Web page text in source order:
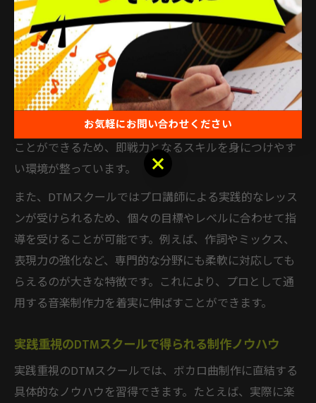
DTMスクールでボカロ制作を学ぶことは、プロを目指す
方にとって大きなメリットがあります。なぜなら、独学
では習得が難しい作曲や編曲、ボーカロイドの操作方法
などを、体系的なカリキュラムで効率よく学べるからで
す。特にプロ志向の方は、現場で求められる音楽理論や
DTMソフトの使い方、最新の音楽トレンドも同時に学ぶ
ことができるため、即戦力となるスキルを身につけやす
い環境が整っています。
また、DTMスクールではプロ講師による実践的なレッス
ンが受けられるため、個々の目標やレベルに合わせて指
導を受けることが可能です。例えば、作詞やミックス、
表現力の強化など、専門的な分野にも柔軟に対応しても
らえるのが大きな特徴です。これにより、プロとして通
用する音楽制作力を着実に伸ばすことができます。
実践重視のDTMスクールで得られる制作ノウハウ
実践重視のDTMスクールでは、ボカロ曲制作に直結する
具体的なノウハウを習得できます。たとえば、実際に楽
お気軽にお問い合わせください
お気軽にお問い合わせください